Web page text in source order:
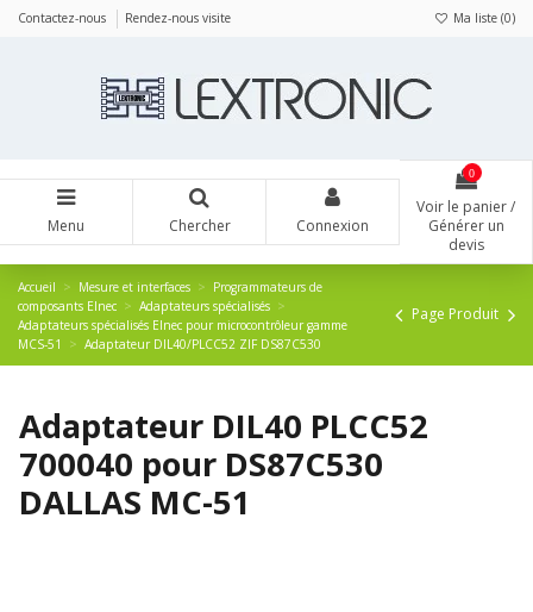
Contactez-nous Rendez-nous visite Ma liste (0)
Menu Chercher Connexion
0
Voir le panier /
Générer un
devis
Accueil Mesure et interfaces
Programmateurs de
composants Elnec
Adaptateurs spécialisés
Adaptateurs spécialisés Elnec pour microcontrôleur gamme
MCS-51
Adaptateur DIL40/PLCC52 ZIF DS87C530
Page Produit
Adaptateur DIL40 PLCC52
700040 pour DS87C530
DALLAS MC-51
Panneau de gestion des cookies